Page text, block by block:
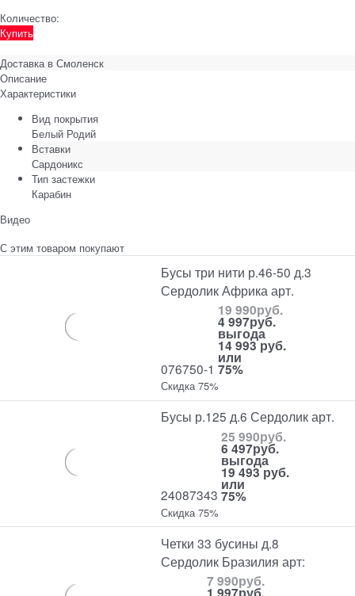
Количество:
Купить
Доставка в Смоленск
Описание
Характеристики
Вид покрытия
Белый Родий
Вставки
Сардоникс
Тип застежки
Карабин
Видео
С этим товаром покупают
Бусы три нити р.46-50 д.3
Сердолик Африка арт.
076750-1
19 990руб.
4 997руб.
выгода
14 993 руб.
или
75%
Скидка 75%
Бусы р.125 д.6 Сердолик арт.
24087343
25 990руб.
6 497руб.
выгода
19 493 руб.
или
75%
Скидка 75%
Четки 33 бусины д.8
Сердолик Бразилия арт:
7 990руб.